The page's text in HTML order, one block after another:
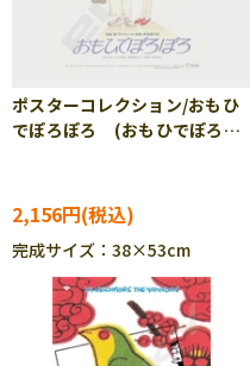
ポスターコレクション/おもひ
でぽろぽろ (おもひでぽろぽ
2,156円
完成サイズ：38×53cm